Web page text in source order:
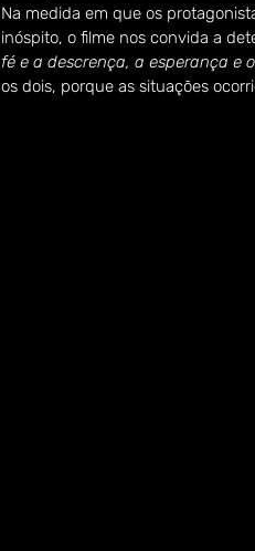
Na medida em que os
inóspito, o filme nos convida a
fé e a descrença, a esperança e
os dois, porque as situações